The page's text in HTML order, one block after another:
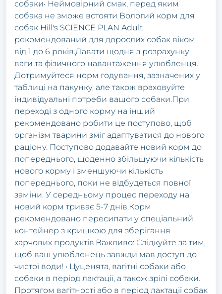
собаки• Неймовірний смак, перед яким
собака не зможе встояти Вологий корм для
собак Hill's SCIENCE PLAN Adult
рекомендований для дорослих собак віком
від 1 до 6 років.Давати щодня з розрахунку
ваги та фізичного навантаження улюбленця.
Дотримуйтеся норм годування, зазначених у
таблиці на пакунку, але також враховуйте
індивідуальні потреби вашого собаки.При
переході з одного корму на інший
рекомендовано робити це поступово, щоб
організм тварини зміг адаптуватися до нового
раціону. Поступово додавайте новий корм до
попереднього, щоденно збільшуючи кількість
нового корму і зменшуючи кількість
попереднього, поки не відбудеться повної
заміни. У середньому процес переходу на
новий корм триває 5-7 днів.Корм
рекомендовано пересипати у спеціальний
контейнер з кришкою для зберігання
харчових продуктів.Важливо: Слідкуйте за тим,
щоб ваш улюбленець завжди мав доступ до
чистої води! • Цуценята, вагітні собаки або
собаки в період лактації, а також зрілі собаки.
Протягом вагітності або в період лактації собак